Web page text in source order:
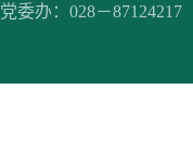
党委办：028－